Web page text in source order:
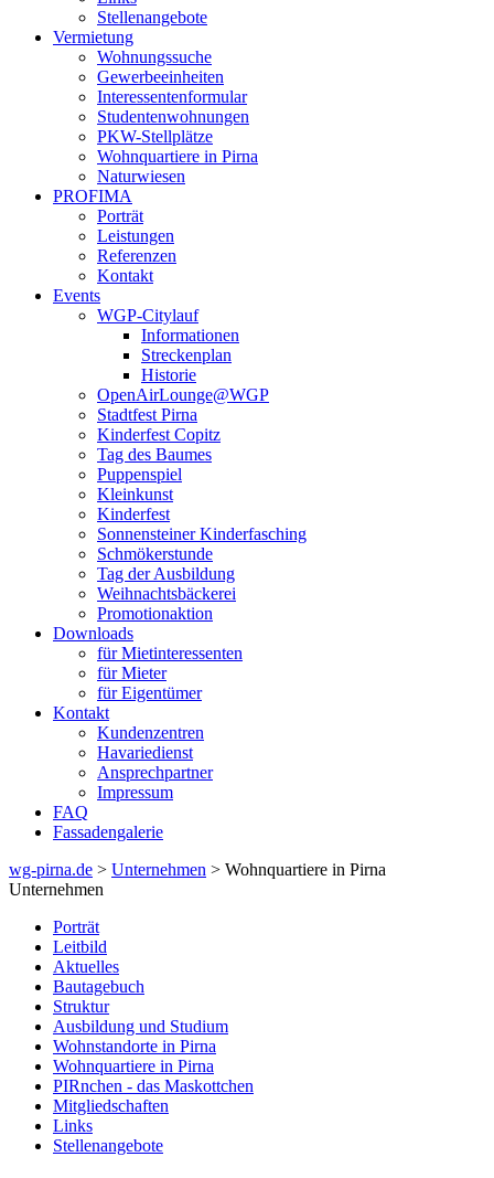
Stellenangebote
Vermietung
Wohnungssuche
Gewerbeeinheiten
Interessentenformular
Studentenwohnungen
PKW-Stellplätze
Wohnquartiere in Pirna
Naturwiesen
PROFIMA
Porträt
Leistungen
Referenzen
Kontakt
Events
WGP-Citylauf
Informationen
Streckenplan
Historie
OpenAirLounge@WGP
Stadtfest Pirna
Kinderfest Copitz
Tag des Baumes
Puppenspiel
Kleinkunst
Kinderfest
Sonnensteiner Kinderfasching
Schmökerstunde
Tag der Ausbildung
Weihnachtsbäckerei
Promotionaktion
Downloads
für Mietinteressenten
für Mieter
für Eigentümer
Kontakt
Kundenzentren
Havariedienst
Ansprechpartner
Impressum
FAQ
Fassadengalerie
wg-pirna.de > Unternehmen > Wohnquartiere in Pirna
Unternehmen
Porträt
Leitbild
Aktuelles
Bautagebuch
Struktur
Ausbildung und Studium
Wohnstandorte in Pirna
Wohnquartiere in Pirna
PIRnchen - das Maskottchen
Mitgliedschaften
Links
Stellenangebote